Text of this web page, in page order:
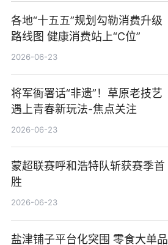
各地“十五五”规划勾勒消费升级
路线图 健康消费站上“C位”
2026-06-23
将军衙署话“非遗”！草原老技艺
遇上青春新玩法-焦点关注
2026-06-23
蒙超联赛呼和浩特队斩获赛季首
胜
2026-06-23
盐津铺子平台化突围 零食大单品